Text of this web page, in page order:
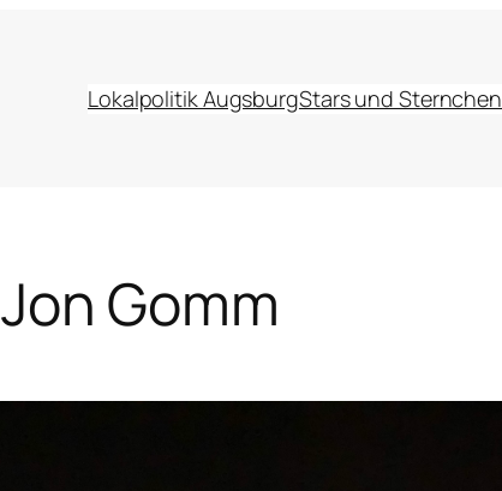
Lokalpolitik AugsburgStars und Sternchen
Jon Gomm